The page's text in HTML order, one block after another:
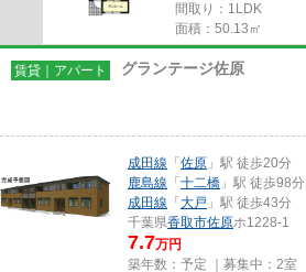
間取り：1LDK
面積：50.13㎡
賃貸｜アパート グランテージ佐原
成田線 「 佐原 」駅 徒歩20分
鹿島線 「 十二橋 」駅 徒歩98分
成田線 「 大戸 」駅 徒歩43分
千葉県香取市佐原ホ1228-1
7.7万円
築年数：予定 ｜募集中： 2室